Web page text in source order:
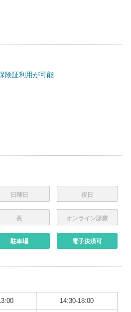
険証利用が可能
日曜日 祝日
夜 オンライン診療
駐車場 電子決済可
14:30-18:00